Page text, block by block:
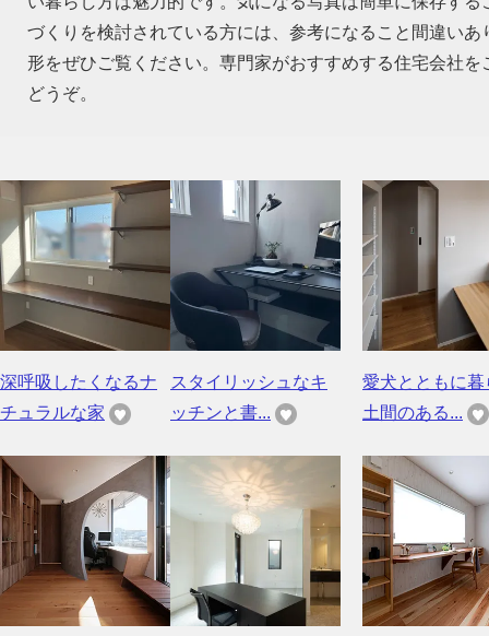
づくりを検討されている方には、参考になること間違い
形をぜひご覧ください。専門家がおすすめする住宅会社
どうぞ。
深呼吸したくなるナ
チュラルな家
スタイリッシュなキ
ッチンと書...
愛犬とともに暮
土間のある...